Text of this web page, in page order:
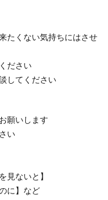
たくない気持ちにはさせ
ださい
してください
願いします
い
見ないと】
に】など